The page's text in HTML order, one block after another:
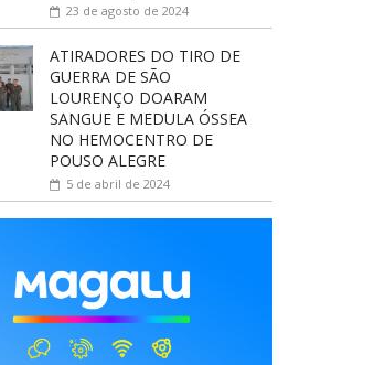
23 de agosto de 2024
ATIRADORES DO TIRO DE
GUERRA DE SÃO
LOURENÇO DOARAM
SANGUE E MEDULA ÓSSEA
NO HEMOCENTRO DE
POUSO ALEGRE
5 de abril de 2024